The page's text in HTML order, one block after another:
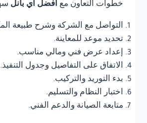
خطوات التعاون مع أفضل أي بانل
التواصل مع الشركة وشرح طبيعة
تحديد موعد للمعاينة.
إعداد عرض فني ومالي مناسب.
الاتفاق على التفاصيل وجدول التنفيذ.
بدء التوريد والتركيب.
اختبار النظام والتسليم.
متابعة الصيانة والدعم الفني.